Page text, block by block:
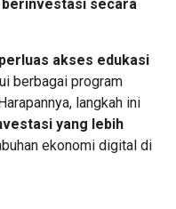
berinvestasi secara
akses edukasi
berbagai program
langkah ini
yang lebih
ekonomi digital di